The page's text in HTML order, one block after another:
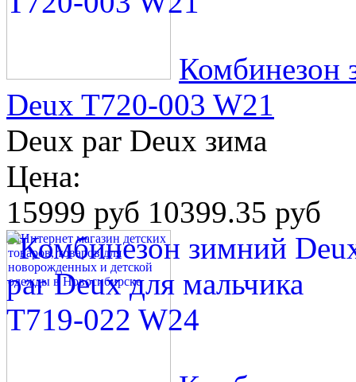
Комбинезон
Deux T720-003 W21
Deux par Deux зима
Цена:
15999 руб 10399.35 руб